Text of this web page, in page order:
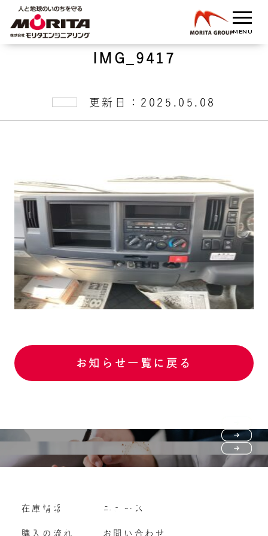
IMG_9417
更新日：2025.05.08
お知らせ一覧に戻る
購入の流れ
よくいただくご質問
Vehicle purchase
車両買い取り
在庫情報
購入の流れ
ニュース
お問い合わせ